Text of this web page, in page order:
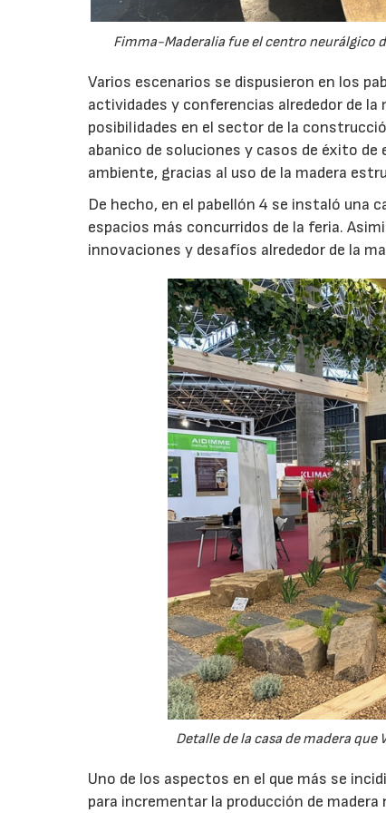
Fimma-Maderalia fue el centro neurálgico
Varios escenarios se dispusieron en los
actividades y conferencias alrededor de
posibilidades en el sector de la
abanico de soluciones y casos de éxito
ambiente, gracias al uso de la madera
De hecho, en el pabellón 4 se instaló una
espacios más concurridos de la feria.
innovaciones y desafíos alrededor de la
Detalle de la casa de madera
Uno de los aspectos en el que más se
para incrementar la producción de